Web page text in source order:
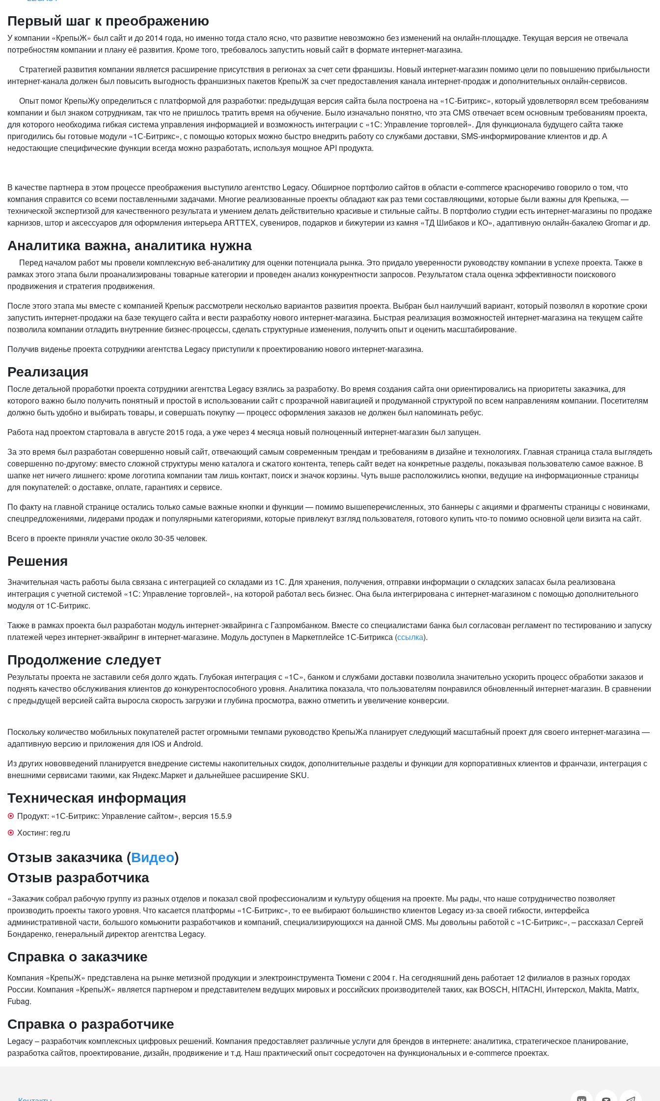
Первый шаг к преображению
У компании «КрепыЖ» был сайт и до 2014 года, но именно тогда стало ясно, что развитие невозможно без изменений на онлайн-площадке. Текущая версия не отвечала
потребностям компании и плану её развития. Кроме того, требовалось запустить новый сайт в формате интернет-магазина.
Стратегией развития компании является расширение присутствия в регионах за счет сети франшизы. Новый интернет-магазин помимо цели по повышению прибыльности
интернет-канала должен был повысить выгодность франшизных пакетов КрепыЖ за счет предоставления канала интернет-продаж и дополнительных онлайн-сервисов.
Опыт помог КрепыЖу определиться с платформой для разработки: предыдущая версия сайта была построена на «1С-Битрикс», который удовлетворял всем требованиям
компании и был знаком сотрудникам, так что не пришлось тратить время на обучение. Было изначально понятно, что эта CMS отвечает всем основным требованиям проекта,
для которого необходима гибкая система управления информацией и возможность интеграции с «1С: Управление торговлей». Для функционала будущего сайта также
пригодились бы готовые модули «1С-Битрикс», с помощью которых можно быстро внедрить работу со службами доставки, SMS-информирование клиентов и др. А
недостающие специфические функции всегда можно разработать, используя мощное API продукта.
В качестве партнера в этом процессе преображения выступило агентство Legacy. Обширное портфолио сайтов в области e-commerce красноречиво говорило о том, что
компания справится со всеми поставленными задачами. Многие реализованные проекты обладают как раз теми составляющими, которые были важны для Крепыжа, —
технической экспертизой для качественного результата и умением делать действительно красивые и стильные сайты. В портфолио студии есть интернет-магазины по продаже
карнизов, штор и аксессуаров для оформления интерьера ARTTEX, сувениров, подарков и бижутерии из камня «ТД Шибаков и КО», адаптивную онлайн-бакалею Gromar и др.
Аналитика важна, аналитика нужна
Перед началом работ мы провели комплексную веб-аналитику для оценки потенциала рынка. Это придало уверенности руководству компании в успехе проекта. Также в
рамках этого этапа были проанализированы товарные категории и проведен анализ конкурентности запросов. Результатом стала оценка эффективности поискового
продвижения и стратегия продвижения.
После этого этапа мы вместе с компанией Крепыж рассмотрели несколько вариантов развития проекта. Выбран был наилучший вариант, который позволял в короткие сроки
запустить интернет-продажи на базе текущего сайта и вести разработку нового интернет-магазина. Быстрая реализация возможностей интернет-магазина на текущем сайте
позволила компании отладить внутренние бизнес-процессы, сделать структурные изменения, получить опыт и оценить масштабирование.
Получив виденье проекта сотрудники агентства Legacy приступили к проектированию нового интернет-магазина.
Реализация
После детальной проработки проекта сотрудники агентства Legacy взялись за разработку. Во время создания сайта они ориентировались на приоритеты заказчика, для
которого важно было получить понятный и простой в использовании сайт с прозрачной навигацией и продуманной структурой по всем направлениям компании. Посетителям
должно быть удобно и выбирать товары, и совершать покупку — процесс оформления заказов не должен был напоминать ребус.
Работа над проектом стартовала в августе 2015 года, а уже через 4 месяца новый полноценный интернет-магазин был запущен.
За это время был разработан совершенно новый сайт, отвечающий самым современным трендам и требованиям в дизайне и технологиях. Главная страница стала выглядеть
совершенно по-другому: вместо сложной структуры меню каталога и сжатого контента, теперь сайт ведет на конкретные разделы, показывая пользователю самое важное. В
шапке нет ничего лишнего: кроме логотипа компании там лишь контакт, поиск и значок корзины. Чуть выше расположились кнопки, ведущие на информационные страницы
для покупателей: о доставке, оплате, гарантиях и сервисе.
По факту на главной странице остались только самые важные кнопки и функции — помимо вышеперечисленных, это баннеры с акциями и фрагменты страницы с новинками,
спецпредложениями, лидерами продаж и популярными категориями, которые привлекут взгляд пользователя, готового купить что-то помимо основной цели визита на сайт.
Всего в проекте приняли участие около 30-35 человек.
Решения
Значительная часть работы была связана с интеграцией со складами из 1С. Для хранения, получения, отправки информации о складских запасах была реализована
интеграция с учетной системой «1С: Управление торговлей», на которой работал весь бизнес. Она была интегрирована с интернет-магазином с помощью дополнительного
модуля от 1С-Битрикс.
Также в рамках проекта был разработан модуль интернет-эквайринга с Газпромбанком. Вместе со специалистами банка был согласован регламент по тестированию и запуску
платежей через интернет-эквайринг в интернет-магазине. Модуль доступен в Маркетплейсе 1С-Битрикса (ссылка).
Продолжение следует
Результаты проекта не заставили себя долго ждать. Глубокая интеграция с «1С», банком и службами доставки позволила значительно ускорить процесс обработки заказов и
поднять качество обслуживания клиентов до конкурентоспособного уровня. Аналитика показала, что пользователям понравился обновленный интернет-магазин. В сравнении
с предыдущей версией сайта выросла скорость загрузки и глубина просмотра, важно отметить и увеличение конверсии.
Поскольку количество мобильных покупателей растет огромными темпами руководство КрепыЖа планирует следующий масштабный проект для своего интернет-магазина —
адаптивную версию и приложения для iOS и Android.
Из других нововведений планируется внедрение системы накопительных скидок, дополнительные разделы и функции для корпоративных клиентов и франчази, интеграция с
внешними сервисами такими, как Яндекс.Маркет и дальнейшее расширение SKU.
Техническая информация
Продукт: «1С-Битрикс: Управление сайтом», версия 15.5.9
Хостинг: reg.ru
Отзыв заказчика (Видео)
Отзыв разработчика
«Заказчик собрал рабочую группу из разных отделов и показал свой профессионализм и культуру общения на проекте. Мы рады, что наше сотрудничество позволяет
производить проекты такого уровня. Что касается платформы «1С-Битрикс», то ее выбирают большинство клиентов Legacy из-за своей гибкости, интерфейса
административной части, большого комьюнити разработчиков и компаний, специализирующихся на данной CMS. Мы довольны работой с «1С-Битрикс», – рассказал Сергей
Бондаренко, генеральный директор агентства Legacy.
Справка о заказчике
Компания «КрепыЖ» представлена на рынке метизной продукции и электроинструмента Тюмени с 2004 г. На сегодняшний день работает 12 филиалов в разных городах
России. Компания «КрепыЖ» является партнером и представителем ведущих мировых и российских производителей таких, как BOSСH, HITACHI, Интерскол, Makita, Matrix,
Fubag.
Справка о разработчике
Legacy – разработчик комплексных цифровых решений. Компания предоставляет различные услуги для брендов в интернете: аналитика, стратегическое планирование,
разработка сайтов, проектирование, дизайн, продвижение и т.д. Наш практический опыт сосредоточен на функциональных и e-commerce проектах.